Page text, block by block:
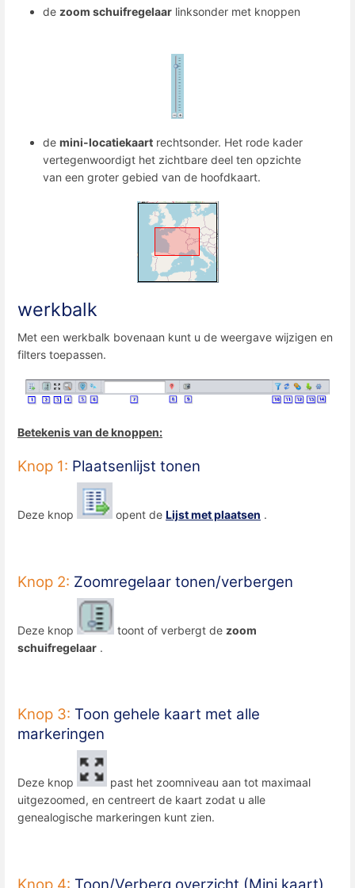
de zoom schuifregelaar linksonder met knoppen
de mini-locatiekaart rechtsonder. Het rode kader
vertegenwoordigt het zichtbare deel ten opzichte
van een groter gebied van de hoofdkaart.
werkbalk
Met een werkbalk bovenaan kunt u de weergave wijzigen en
filters toepassen.
Betekenis van de knoppen:
Knop 1: Plaatsenlijst tonen
Deze knop opent de Lijst met plaatsen .
Knop 2: Zoomregelaar tonen/verbergen
Deze knop toont of verbergt de zoom
schuifregelaar .
Knop 3: Toon gehele kaart met alle
markeringen
Deze knop
past het zoomniveau aan tot maximaal
uitgezoomed, en centreert de kaart zodat u alle
genealogische markeringen kunt zien.
Knop 4: Toon/Verberg overzicht (Mini kaart)